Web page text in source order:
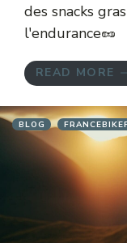
des snacks
l'endurance🥜
READ MORE
BLOG